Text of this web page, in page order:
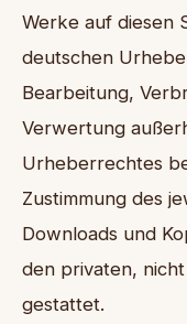
Werke auf diesen
deutschen
Bearbeitung,
Verwertung
Urheberrechtes
Zustimmung des
Downloads und
den privaten,
gestattet.